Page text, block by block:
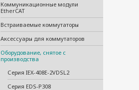
Коммуникационные модули
EtherCAT
Встраиваемые коммутаторы
Аксессуары для коммутаторов
Оборудование, снятое с
производства
Серия IEX-408E-2VDSL2
Серия EDS-P308